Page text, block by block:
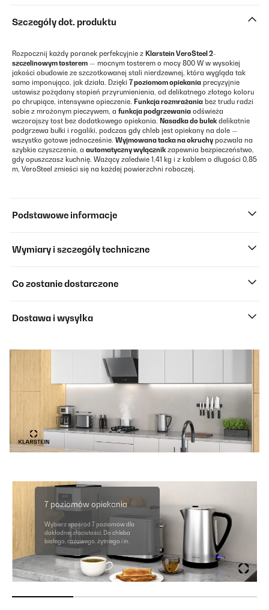
Szczegóły dot. produktu
Rozpocznij każdy poranek perfekcyjnie z Klarstein VeroSteel 2-
szczelinowym tosterem — mocnym tosterem o mocy 800 W w wysokiej
jakości obudowie ze szczotkowanej stali nierdzewnej, która wygląda tak
samo imponująco, jak działa. Dzięki 7 poziomom opiekania precyzyjnie
ustawisz pożądany stopień przyrumienienia, od delikatnego złotego koloru
po chrupiące, intensywne opieczenie. Funkcja rozmrażania bez trudu radzi
sobie z mrożonym pieczywem, a funkcja podgrzewania odświeża
wczorajszy tost bez dodatkowego opiekania. Nasadka do bułekdelikatnie
podgrzewa bułki i rogaliki, podczas gdy chleb jest opiekany na dole —
wszystko gotowe jednocześnie. Wyjmowana tacka na okruchy pozwala na
szybkie czyszczenie, a automatyczny wyłącznikzapewnia bezpieczeństwo,
gdy opuszczasz kuchnię. Ważący zaledwie 1,41 kg i z kablem o długości 0,85
m, VeroSteel zmieści się na każdej powierzchni roboczej.
Podstawowe informacje
Wymiary i szczegóły techniczne
Co zostanie dostarczone
Dostawa i wysyłka
7 poziomów opiekania
Wybierz spośród 7 poziomów dla
dokładnej złocistości. Do chleba
białego, razowego, żytniego i in.